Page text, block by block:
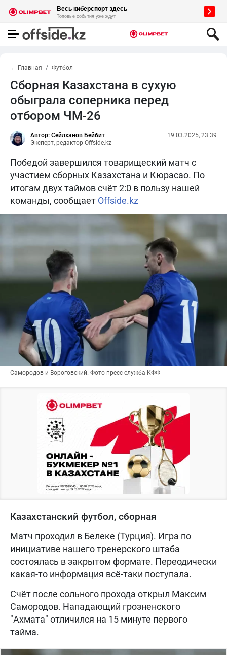
← Главная Футбол
Сборная Казахстана в сухую
обыграла соперника перед
отбором ЧМ-26
Автор: Сейлханов Бейбит
Эксперт, редактор Offside.kz
19.03.2025, 23:39
Победой завершился товарищеский матч с
участием сборных Казахстана и Кюрасао. По
итогам двух таймов счёт 2:0 в пользу нашей
команды, сообщает Offside.kz
Самородов и Вороговский. Фото пресс-служба КФФ
Казахстанский футбол, сборная
Матч проходил в Белеке (Турция). Игра по
инициативе нашего тренерского штаба
состоялась в закрытом формате. Переодически
какая-то информация всё-таки поступала.
Счёт после сольного прохода открыл Максим
Самородов. Нападающий грозненского
"Ахмата" отличился на 15 минуте первого
тайма.